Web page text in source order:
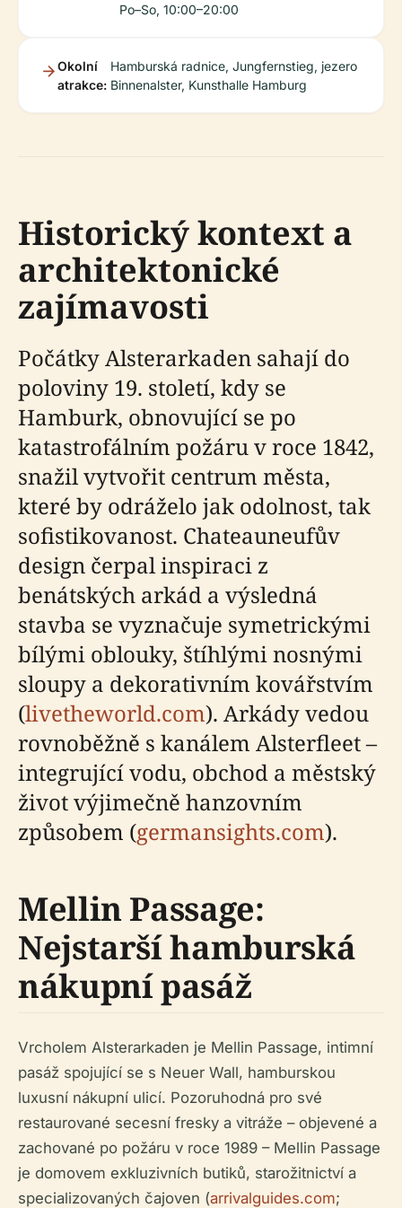
Po–So, 10:00–20:00
Okolní
atrakce:
Hamburská radnice, Jungfernstieg, jezero
Binnenalster, Kunsthalle Hamburg
Historický kontext a
architektonické
zajímavosti
Počátky Alsterarkaden sahají do
poloviny 19. století, kdy se
Hamburk, obnovující se po
katastrofálním požáru v roce 1842,
snažil vytvořit centrum města,
které by odráželo jak odolnost, tak
sofistikovanost. Chateauneufův
design čerpal inspiraci z
benátských arkád a výsledná
stavba se vyznačuje symetrickými
bílými oblouky, štíhlými nosnými
sloupy a dekorativním kovářstvím
(livetheworld.com). Arkády vedou
rovnoběžně s kanálem Alsterfleet –
integrující vodu, obchod a městský
život výjimečně hanzovním
způsobem (germansights.com).
Mellin Passage:
Nejstarší hamburská
nákupní pasáž
Vrcholem Alsterarkaden je Mellin Passage, intimní
pasáž spojující se s Neuer Wall, hamburskou
luxusní nákupní ulicí. Pozoruhodná pro své
restaurované secesní fresky a vitráže – objevené a
zachované po požáru v roce 1989 – Mellin Passage
je domovem exkluzivních butiků, starožitnictví a
specializovaných čajoven (arrivalguides.com;